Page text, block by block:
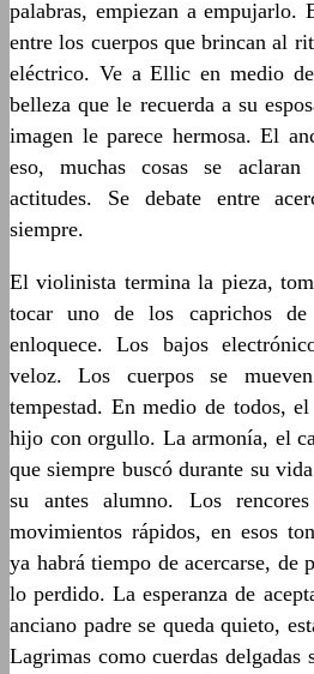
palabras, empiezan a empujarlo.
entre los cuerpos que brincan al
eléctrico. Ve a Ellic en medio
belleza que le recuerda a su
imagen le parece hermosa. El
eso, muchas cosas se
actitudes. Se debate entre
siempre.
El violinista termina la pieza,
tocar uno de los caprichos
enloquece. Los bajos
veloz. Los cuerpos se
tempestad. En medio de todos,
hijo con orgullo. La armonía, el
que siempre buscó durante su
su antes alumno. Los
movimientos rápidos, en esos
ya habrá tiempo de acercarse, de
lo perdido. La esperanza de
anciano padre se queda quieto,
Lagrimas como cuerdas delgadas